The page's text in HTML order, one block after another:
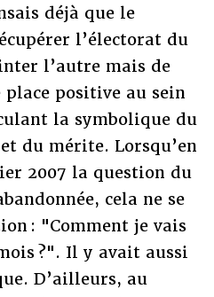
déjà que le
l’électorat du
l’autre mais de
place positive au sein
la symbolique du
du mérite. Lorsqu’en
2007 la question du
cela ne se
: "Comment je vais
?". Il y avait aussi
D’ailleurs, au